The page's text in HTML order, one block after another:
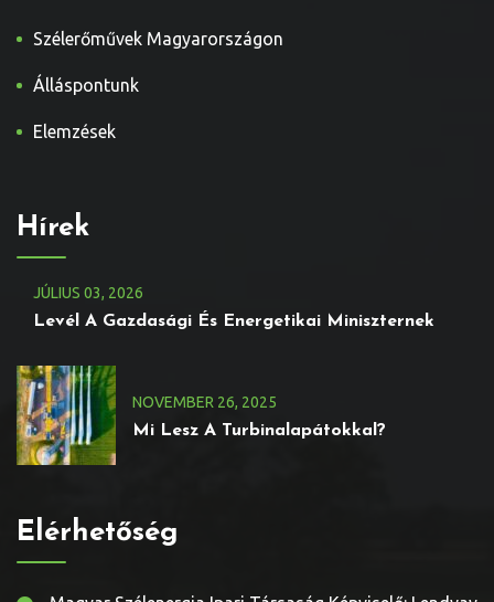
Szélerőművek Magyarországon
Álláspontunk
Elemzések
Hírek
JÚLIUS 03, 2026
Levél A Gazdasági És Energetikai Miniszternek
NOVEMBER 26, 2025
Mi Lesz A Turbinalapátokkal?
Elérhetőség